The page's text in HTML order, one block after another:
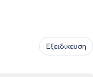
Εξειδικευση